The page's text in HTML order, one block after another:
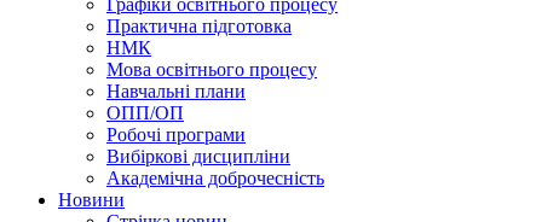
Практична підготовка
НМК
Мова освiтнього процесу
Навчальнi плани
ОПП/ОП
Робочі програми
Вибiрковi дисциплiни
Академічна доброчесність
Новини